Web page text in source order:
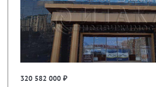
320 582 000 ₽